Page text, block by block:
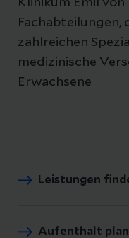
Klinikum Emil
zahlreichen
medizinische
Erwachsene
Leistungen
Aufenthalt